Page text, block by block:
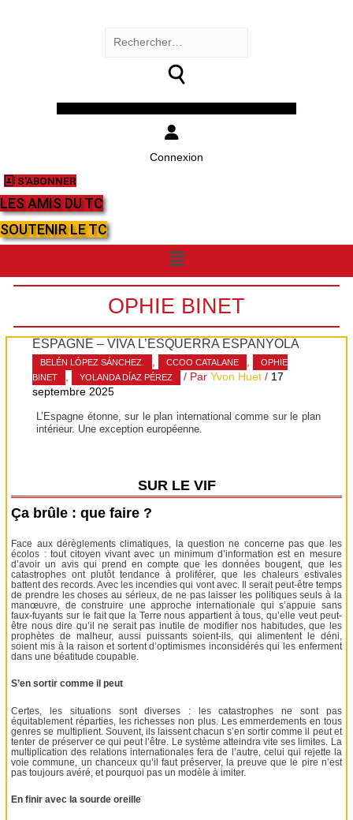
Rechercher :
Connexion
S'ABONNER
LES AMIS DU TC
SOUTENIR LE TC
Menu
OPHIE BINET
ESPAGNE – VIVA L’ESQUERRA ESPANYOLA
BELÉN LÓPEZ SÁNCHEZ. , CCOO CATALANE ,
OPHIE
BINET
, YOLANDA DÍAZ PÉREZ / ParYvon Huet / 17
septembre 2025
L’Espagne étonne, sur le plan international comme sur le plan
intérieur. Une exception européenne.
SUR LE VIF
Ça brûle : que faire ?
Face aux dérèglements climatiques, la question ne concerne pas que les
écolos : tout citoyen vivant avec un minimum d’information est en mesure
d’avoir un avis qui prend en compte que les données bougent, que les
catastrophes ont plutôt tendance à proliférer, que les chaleurs estivales
battent des records. Avec les incendies qui vont avec. Il serait peut-être temps
de prendre les choses au sérieux, de ne pas laisser les politiques seuls à la
manœuvre, de construire une approche internationale qui s’appuie sans
faux-fuyants sur le fait que la Terre nous appartient à tous, qu’elle veut peut-
être nous dire qu’il ne serait pas inutile de modifier nos habitudes, que les
prophètes de malheur, aussi puissants soient-ils, qui alimentent le déni,
soient mis à la raison et sortent d’optimismes inconsidérés qui les enferment
dans une béatitude coupable.
S’en sortir comme il peut
Certes, les situations sont diverses : les catastrophes ne sont pas
équitablement réparties, les richesses non plus. Les emmerdements en tous
genres se multiplient. Souvent, ils laissent chacun s’en sortir comme il peut et
tenter de préserver ce qui peut l’être. Le système atteindra vite ses limites. La
multiplication des relations internationales fera de l’autre, celui qui rejette la
voie commune, un chanceux qu’il faut préserver, la preuve que le pire n’est
pas toujours avéré, et pourquoi pas un modèle à imiter.
En finir avec la sourde oreille